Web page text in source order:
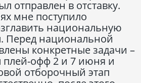
отправлен в отставку.
мне поступило
национальную
Перед национальной
конкретные задачи –
плей-офф 2 и 7 июня и
отборочный этап